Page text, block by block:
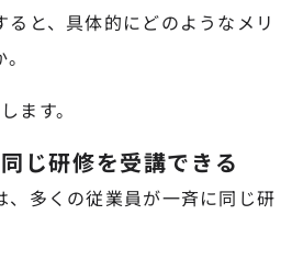
と、具体的にどのようなメリ
ます。
じ研修を受講できる
、多くの従業員が一斉に同じ研